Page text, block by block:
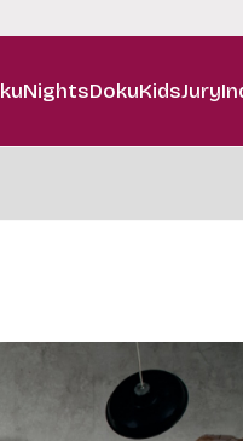
DokuKidsJury